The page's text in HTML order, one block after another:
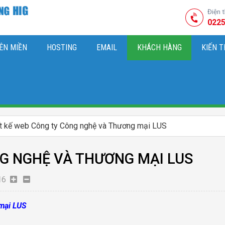
Điện
MIỀN HOSTING EMAIL KHÁCH HÀNG KIẾN
kế web Công ty Công nghệ và Thương mại LUS
NGHỆ VÀ THƯƠNG MẠI LUS
LUS